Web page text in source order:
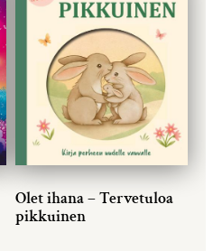
Olet ihana – Tervetuloa
pikkuinen